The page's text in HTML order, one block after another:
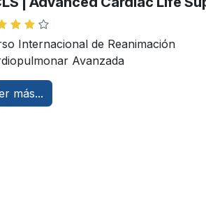
Internacional de Reanimación
Avanzada
más...